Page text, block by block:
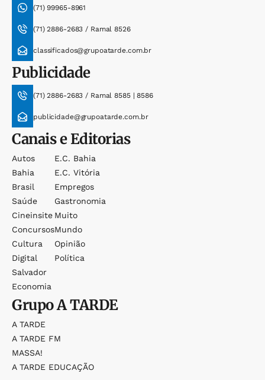
(71) 99965-8961
(71) 2886-2683 / Ramal 8526
classificados@grupoatarde.com.br
Publicidade
(71) 2886-2683 / Ramal 8585 | 8586
publicidade@grupoatarde.com.br
Canais e Editorias
Autos
Bahia
Brasil
Saúde
Cineinsite
Concursos
Cultura
Digital
Salvador
Economia
E.c. Bahia
E.c. Vitória
Empregos
Gastronomia
Muito
Mundo
Opinião
Política
GrupoA TARDE
A TARDE
A TARDE FM
MASSA!
A TARDE EDUCAÇÃO